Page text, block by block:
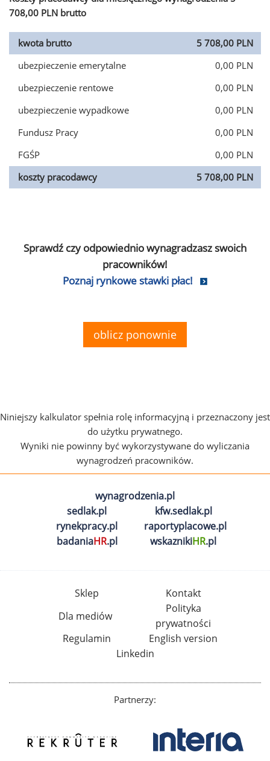
708,00 PLN brutto
kwota brutto
5 708,00 PLN
ubezpieczenie emerytalne
0,00 PLN
ubezpieczenie rentowe
0,00 PLN
ubezpieczenie wypadkowe
0,00 PLN
Fundusz Pracy
0,00 PLN
FGŚP
0,00 PLN
koszty pracodawcy
5 708,00 PLN
Sprawdź czy odpowiednio wynagradzasz swoich
pracowników!
Poznaj rynkowe stawki płac!
oblicz ponownie
Niniejszy kalkulator spełnia rolę informacyjną i przeznaczony jest
do użytku prywatnego.
Wyniki nie powinny być wykorzystywane do wyliczania
wynagrodzeń pracowników.
wynagrodzenia.pl
sedlak.pl
kfw.sedlak.pl
rynekpracy.pl
raportyplacowe.pl
badaniaHR.pl wskaznikiHR.pl
Sklep
Kontakt
Dla mediów
Polityka
prywatności
Regulamin
English version
Linkedin
Partnerzy: